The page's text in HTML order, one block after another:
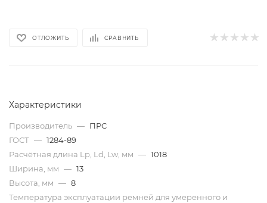
ОТЛОЖИТЬ СРАВНИТЬ
Характеристики
Производитель — ПРС
ГОСТ — 1284-89
Расчётная длина Lp, Ld, Lw, мм — 1018
Ширина, мм — 13
Высота, мм — 8
Температура эксплуатации ремней для умеренного и